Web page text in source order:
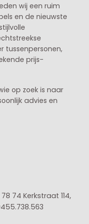
wij een ruim
en de nieuwste
tussenpersonen,
prijs-
op zoek is naar
advies en
78 74 Kerkstraat 114,